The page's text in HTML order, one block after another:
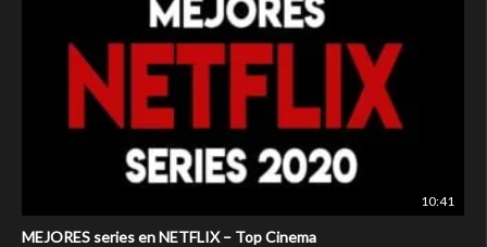
10:41
MEJORES series en NETFLIX – Top Cinema